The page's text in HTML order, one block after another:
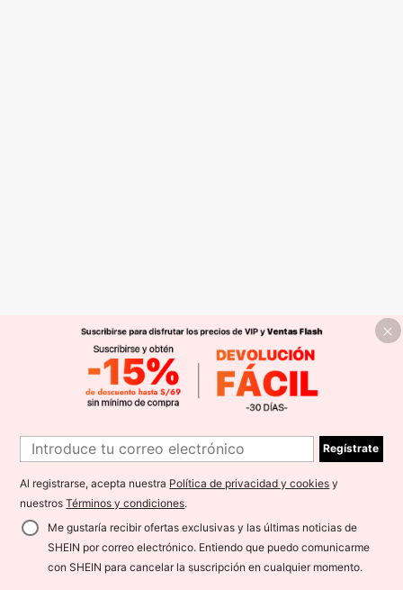
Regístrate
Al registrarse, acepta nuestra Política de privacidad y cookies y
nuestrosTérminos y condiciones.
Me gustaría recibir ofertas exclusivas y las últimas noticias de
SHEIN por correo electrónico. Entiendo que puedo comunicarme
con SHEIN para cancelar la suscripción en cualquier momento.